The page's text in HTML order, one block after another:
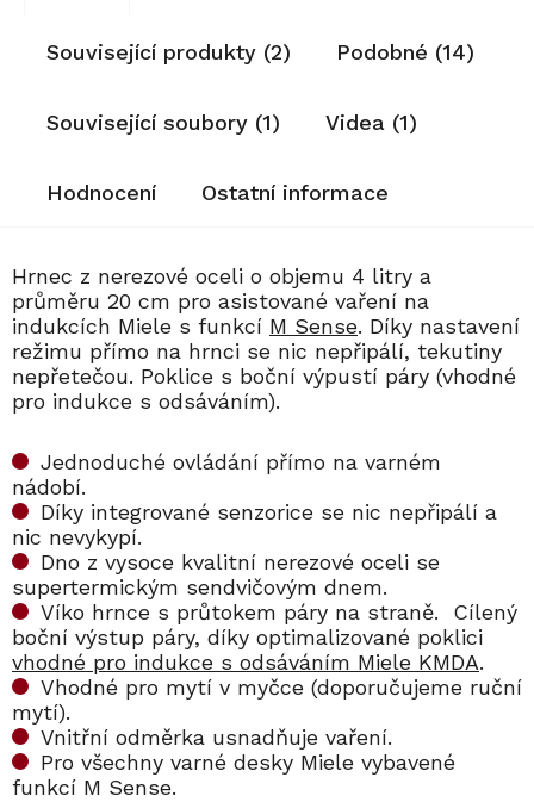
Související produkty (2) Podobné (14)
Související soubory (1) Videa (1)
Hodnocení Ostatní informace
Hrnec z nerezové oceli o objemu 4 litry a
průměru 20 cm pro asistované vaření na
indukcích Miele s funkcí M Sense. Díky nastavení
režimu přímo na hrnci se nic nepřipálí, tekutiny
nepřetečou. Poklice s boční výpustí páry (vhodné
pro indukce s odsáváním).
Jednoduché ovládání přímo na varném
nádobí.
Díky integrované senzorice se nic nepřipálí a
nic nevykypí.
Dno z vysoce kvalitní nerezové oceli se
supertermickým sendvičovým dnem.
Víko hrnce s průtokem páry na straně. Cílený
boční výstup páry, díky optimalizované poklici
vhodné pro indukce s odsáváním Miele KMDA.
Vhodné pro mytí v myčce (doporučujeme ruční
mytí).
Vnitřní odměrka usnadňuje vaření.
Pro všechny varné desky Miele vybavené
funkcí M Sense.